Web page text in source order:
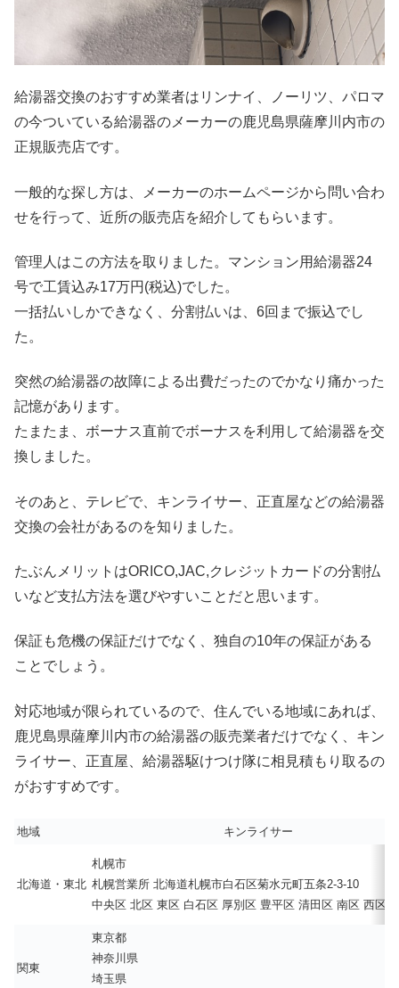
給湯器交換のおすすめ業者はリンナイ、ノーリツ、パロマ
の今ついている給湯器のメーカーの鹿児島県薩摩川内市の
正規販売店です。
一般的な探し方は、メーカーのホームページから問い合わ
せを行って、近所の販売店を紹介してもらいます。
管理人はこの方法を取りました。マンション用給湯器24
号で工賃込み17万円(税込)でした。
一括払いしかできなく、分割払いは、6回まで振込でし
た。
突然の給湯器の故障による出費だったのでかなり痛かった
記憶があります。
たまたま、ボーナス直前でボーナスを利用して給湯器を交
換しました。
そのあと、テレビで、キンライサー、正直屋などの給湯器
交換の会社があるのを知りました。
たぶんメリットはORICO,JAC,クレジットカードの分割払
いなど支払方法を選びやすいことだと思います。
保証も危機の保証だけでなく、独自の10年の保証がある
ことでしょう。
対応地域が限られているので、住んでいる地域にあれば、
鹿児島県薩摩川内市の給湯器の販売業者だけでなく、キン
ライサー、正直屋、給湯器駆けつけ隊に相見積もり取るの
がおすすめです。
地域 キンライサー
北海道・東北
札幌市
札幌営業所 北海道札幌市白石区菊水元町五条2-3-10
中央区 北区 東区 白石区 厚別区 豊平区 清田区 南区 西区
関東
東京都
神奈川県
埼玉県